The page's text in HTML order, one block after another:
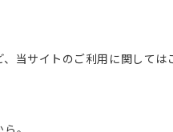
当サイトのご利用に関しては
。